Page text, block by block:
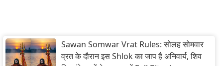
Sawan Somwar Vrat Rules: सोलह सोमवार
व्रत के दौरान इस Shlok का जाप है अनिवार्य, शिव